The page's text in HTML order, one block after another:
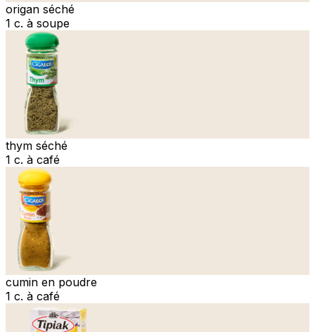
origan séché
1 c. à soupe
thym séché
1 c. à café
cumin en poudre
1 c. à café